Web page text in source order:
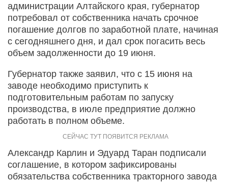
администрации Алтайского края, губернатор
потребовал от собственника начать срочное
погашение долгов по заработной плате, начиная
с сегодняшнего дня, и дал срок погасить весь
объем задолженности до 19 июня.
Губернатор также заявил, что с 15 июня на
заводе необходимо приступить к
подготовительным работам по запуску
производства, в июле предприятие должно
работать в полном объеме.
Александр Карлин и Эдуард Таран подписали
соглашение, в котором зафиксированы
обязательства собственника тракторного завода